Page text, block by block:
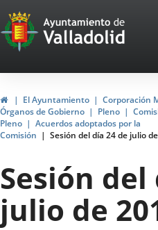
Portal
Web
del
de
Valladolid
InicioEl Ayuntamiento
Corporación
Órganos de Gobierno
Pleno
Pleno
Acuerdos adoptados por la
Comisión
Sesión del día 24 de julio
Sesión del
julio de